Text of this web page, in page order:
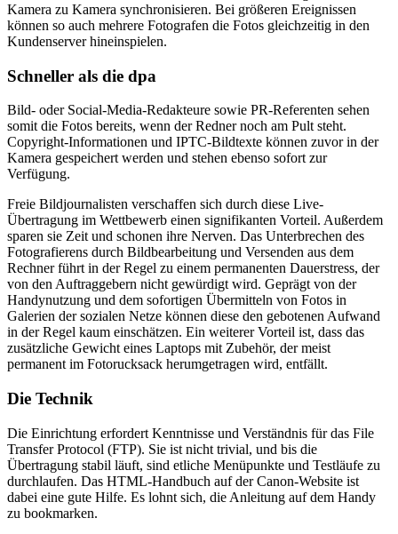
Kamera zu Kamera synchronisieren. Bei größeren Ereignissen
können so auch mehrere Fotografen die Fotos gleichzeitig in den
Kundenserver hineinspielen.
Schneller als die dpa
Bild- oder Social-Media-Redakteure sowie PR-Referenten sehen
somit die Fotos bereits, wenn der Redner noch am Pult steht.
Copyright-Informationen und IPTC-Bildtexte können zuvor in der
Kamera gespeichert werden und stehen ebenso sofort zur
Verfügung.
Freie Bildjournalisten verschaffen sich durch diese Live-
Übertragung im Wettbewerb einen signifikanten Vorteil. Außerdem
sparen sie Zeit und schonen ihre Nerven. Das Unterbrechen des
Fotografierens durch Bildbearbeitung und Versenden aus dem
Rechner führt in der Regel zu einem permanenten Dauerstress, der
von den Auftraggebern nicht gewürdigt wird. Geprägt von der
Handynutzung und dem sofortigen Übermitteln von Fotos in
Galerien der sozialen Netze können diese den gebotenen Aufwand
in der Regel kaum einschätzen. Ein weiterer Vorteil ist, dass das
zusätzliche Gewicht eines Laptops mit Zubehör, der meist
permanent im Fotorucksack herumgetragen wird, entfällt.
Die Technik
Die Einrichtung erfordert Kenntnisse und Verständnis für das File
Transfer Protocol (FTP). Sie ist nicht trivial, und bis die
Übertragung stabil läuft, sind etliche Menüpunkte und Testläufe zu
durchlaufen. Das HTML-Handbuch auf der Canon-Website ist
dabei eine gute Hilfe. Es lohnt sich, die Anleitung auf dem Handy
zu bookmarken.